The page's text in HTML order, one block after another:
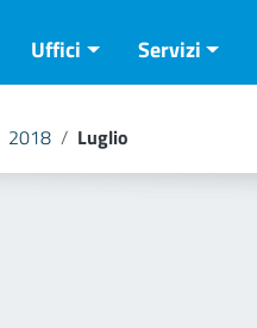
Uffici Servizi
2018 / Luglio